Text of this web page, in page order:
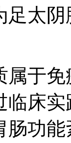
足太
属于
床
肠功